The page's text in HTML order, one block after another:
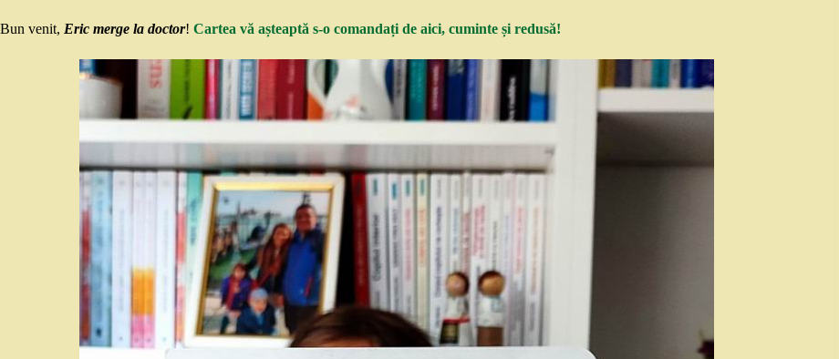
Bun venit, Eric merge la doctor! Cartea vă așteaptă s-o comandați de aici, cuminte și redusă!